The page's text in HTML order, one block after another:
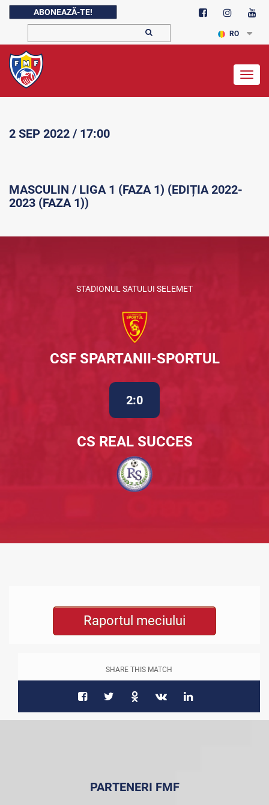
ABONEAZĂ-TE!
RO
2 SEP 2022 / 17:00
MASCULIN / LIGA 1 (FAZA 1) (EDIȚIA 2022-
2023 (FAZA 1))
STADIONUL SATULUI SELEMET
CSF SPARTANII-SPORTUL
2:0
CS REAL SUCCES
Raportul meciului
SHARE THIS MATCH
PARTENERI FMF